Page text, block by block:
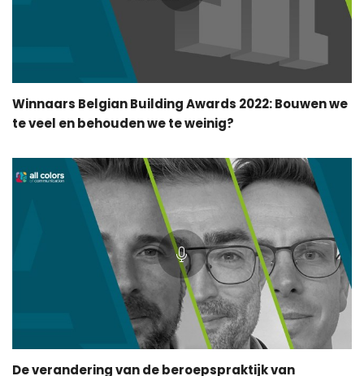
Winnaars Belgian Building Awards 2022: Bouwen we
te veel en behouden we te weinig?
De verandering van de beroepspraktijk van